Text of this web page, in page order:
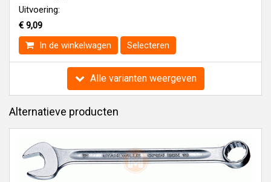
Uitvoering:
€ 9,09
In de winkelwagen
Selecteren
Alle varianten weergeven
Alternatieve producten